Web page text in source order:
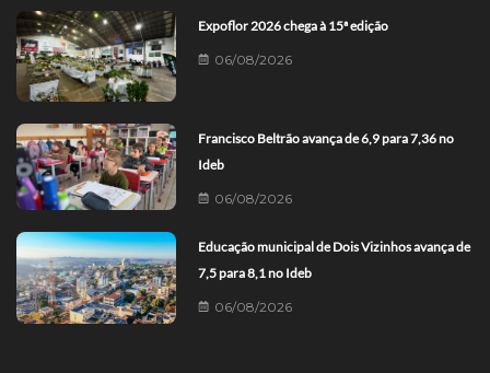
Expoflor 2026 chega à 15ª edição
06/08/2026
Francisco Beltrão avança de 6,9 para 7,36 no
Ideb
06/08/2026
Educação municipal de Dois Vizinhos avança de
7,5 para 8,1 no Ideb
06/08/2026